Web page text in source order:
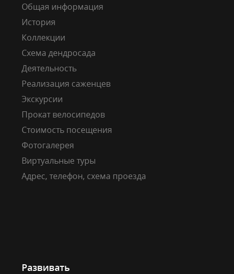
Общая информация
История
Коллекции
Схема дендросада
Деятельность
Реализация саженцев
Экскурсии
Прокат велосипедов
Стоимость посещения
Фотогалерея
Виртуальные туры
Адрес, телефон, схема проезда
Развивать